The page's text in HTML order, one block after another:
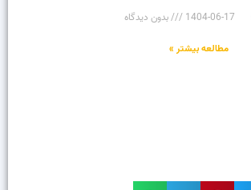
1404-06-17
بدون دیدگاه
مطالعه بیشتر »